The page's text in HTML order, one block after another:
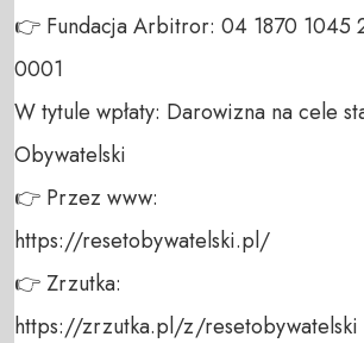
👉 Fundacja Arbitror: 04 1870 1045
0001
W tytule wpłaty: Darowizna na cele
Obywatelski
👉 Przez www:
https://resetobywatelski.pl/
👉 Zrzutka:
https://zrzutka.pl/z/resetobywatelski